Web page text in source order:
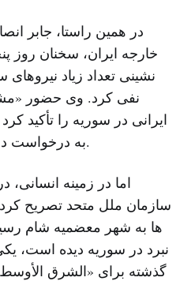
در همین راستا، جابر
خارجه ایران، سخنان روز
نشینی تعداد زیاد نیروهای
نفی کرد. وی حضور
ایرانی در سوریه را تأکید
به درخواست دمشق صورت گرفته است.
اما در زمینه
سازمان ملل متحد تصریح
ها به شهر معضمیه شام
نبرد در سوریه دیده است،
گذشته برای «الشرق